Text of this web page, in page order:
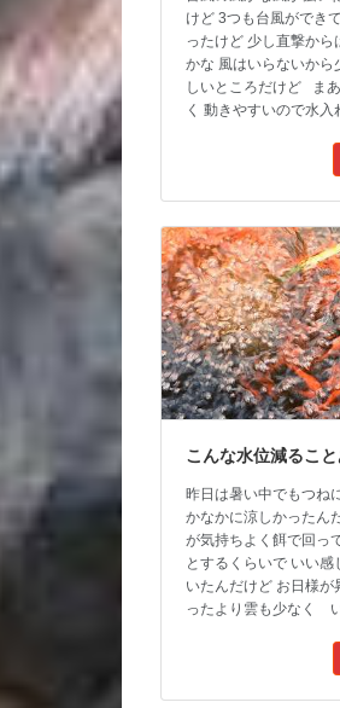
けど 3つも台風ができ
ったけど 少し直撃から
かな 風はいらないから
しいところだけど ま
く 動きやすいので水
こんな水位減ること
昨日は暑い中でもつね
かなかに涼しかったん
が気持ちよく餌で回っ
とするくらいで いい感
いたんだけど お日様が
ったより雲も少なく